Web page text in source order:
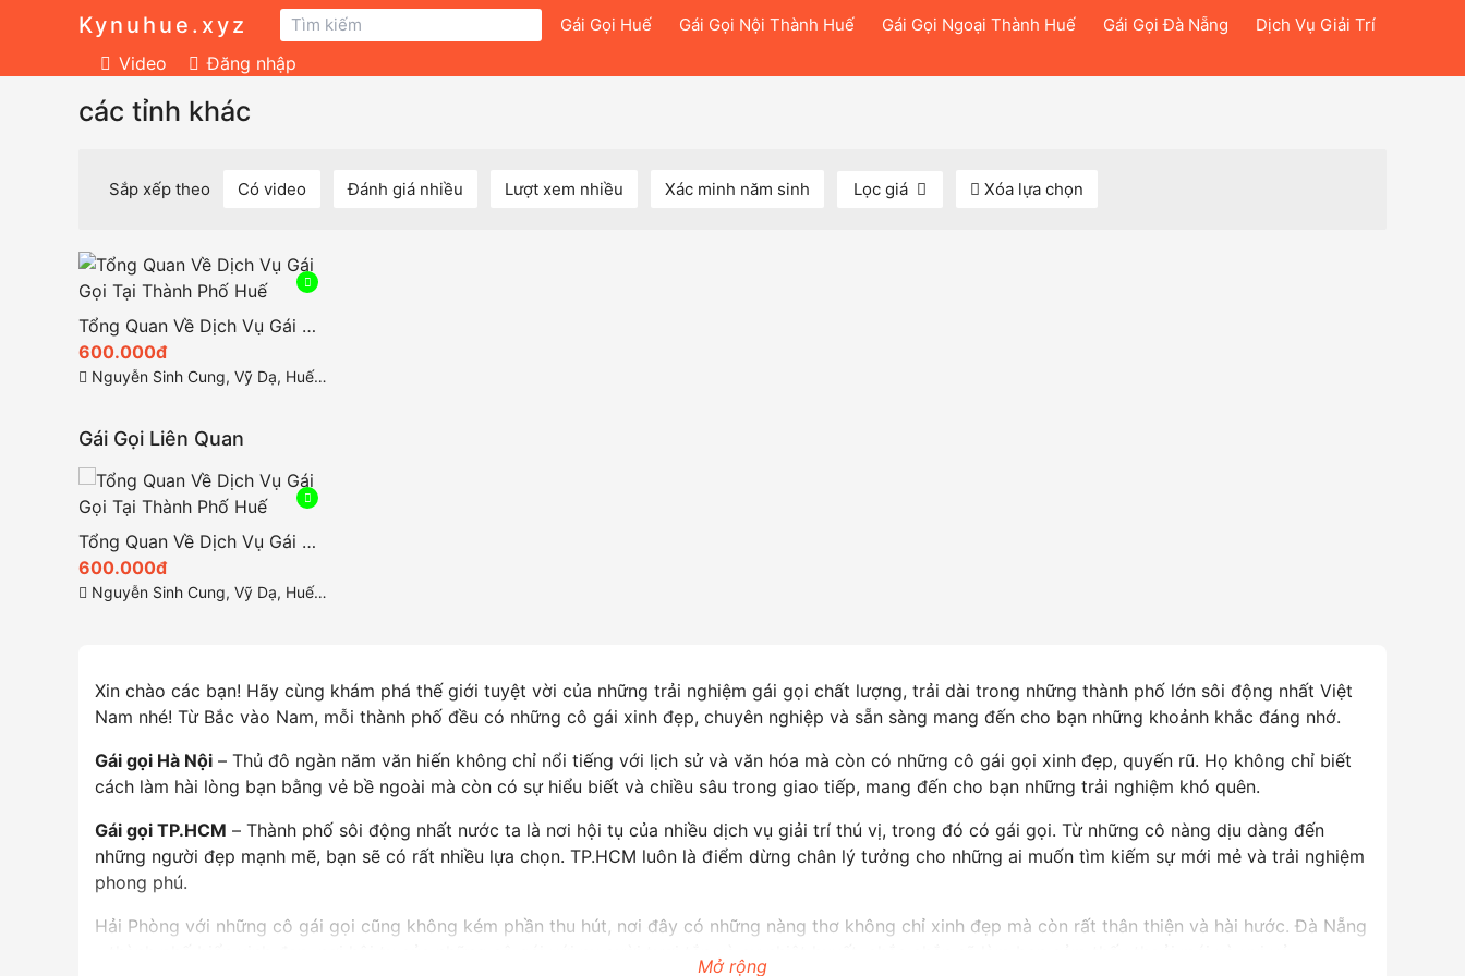
Kynuhue.xyz Gái Gọi Huế Gái Gọi Nội Thành Huế Gái Gọi Ngoại Thành Huế Gái Gọi Đà Nẵng Dịch Vụ Giải Trí
Video Đăng nhập
các tỉnh khác
Sắp xếp theo Có video Đánh giá nhiều Lượt xem nhiều Xác minh năm sinh Lọc giá Xóa lựa chọn
Tổng Quan Về Dịch Vụ Gái Gọi Tại Thành Phố Huế
600.000đ
Nguyễn Sinh Cung, Vỹ Dạ, Huế, Thừa Thiên Huế
Gái Gọi Liên Quan
Tổng Quan Về Dịch Vụ Gái Gọi Tại Thành Phố Huế
600.000đ
Nguyễn Sinh Cung, Vỹ Dạ, Huế, Thừa Thiên Huế
Xin chào các bạn! Hãy cùng khám phá thế giới tuyệt vời của những trải nghiệm gái gọi chất lượng, trải dài trong những thành phố lớn sôi động nhất Việt
Nam nhé! Từ Bắc vào Nam, mỗi thành phố đều có những cô gái xinh đẹp, chuyên nghiệp và sẵn sàng mang đến cho bạn những khoảnh khắc đáng nhớ.
Gái gọi Hà Nội – Thủ đô ngàn năm văn hiến không chỉ nổi tiếng với lịch sử và văn hóa mà còn có những cô gái gọi xinh đẹp, quyến rũ. Họ không chỉ biết
cách làm hài lòng bạn bằng vẻ bề ngoài mà còn có sự hiểu biết và chiều sâu trong giao tiếp, mang đến cho bạn những trải nghiệm khó quên.
Gái gọi TP.HCM – Thành phố sôi động nhất nước ta là nơi hội tụ của nhiều dịch vụ giải trí thú vị, trong đó có gái gọi. Từ những cô nàng dịu dàng đến
những người đẹp mạnh mẽ, bạn sẽ có rất nhiều lựa chọn. TP.HCM luôn là điểm dừng chân lý tưởng cho những ai muốn tìm kiếm sự mới mẻ và trải nghiệm
phong phú.
Hải Phòng với những cô gái gọi cũng không kém phần thu hút, nơi đây có những nàng thơ không chỉ xinh đẹp mà còn rất thân thiện và hài hước. Đà Nẵng
Mở rộng